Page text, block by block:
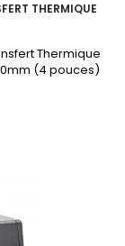
THERMIQUE
Thermique
(4 pouces)
remise) : 2900€